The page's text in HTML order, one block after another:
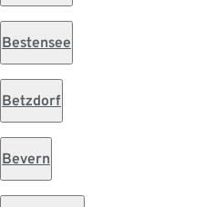
Bestensee
Betzdorf
Bevern